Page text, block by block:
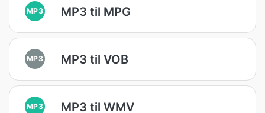
MP3 MP3 til MPG
MP3 MP3 til VOB
MP3 MP3 til WMV